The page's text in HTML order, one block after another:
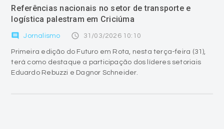
Referências nacionais no setor de transporte e
logística palestram em Criciúma
comment Jornalismo access_time 31/03/2026 10:10
Primeira edição do Futuro em Rota, nesta terça-feira (31),
terá como destaque a participação dos líderes setoriais
Eduardo Rebuzzi e Dagnor Schneider.